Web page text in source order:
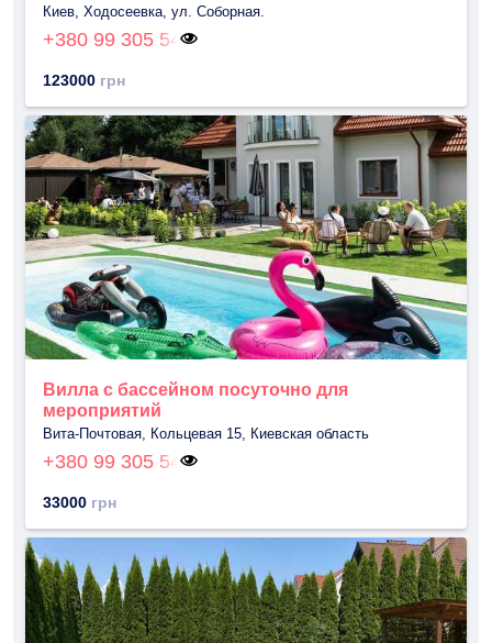
Киев, Ходосеевка, ул. Соборная.
+380 99 305 54
123000 грн
Вилла с бассейном посуточно для
мероприятий
Вита-Почтовая, Кольцевая 15, Киевская область
+380 99 305 54
33000 грн